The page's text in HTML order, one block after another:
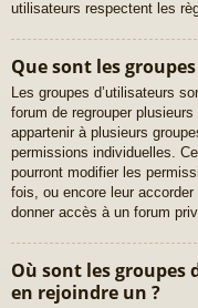
utilisateurs respectent les
Que sont les
Les groupes d’utilisateurs
forum de regrouper
appartenir à plusieurs
permissions individuelles.
pourront modifier les
fois, ou encore leur
donner accès à un forum
Où sont les groupes
en rejoindre un ?